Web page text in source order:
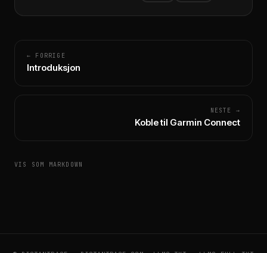
← FORRIGE
Introduksjon
NESTE →
Koble til Garmin Connect
VIS SOM MARKDOWN